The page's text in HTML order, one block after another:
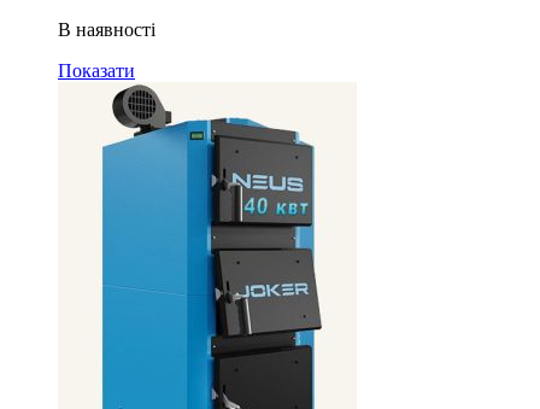
В наявності
Показати